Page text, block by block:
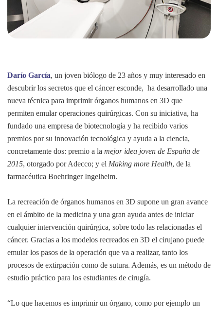
Darío García, un joven biólogo de 23 años y muy interesado en
descubrir los secretos que el cáncer esconde, ha desarrollado una
nueva técnica para imprimir órganos humanos en 3D que
permiten emular operaciones quirúrgicas. Con su iniciativa, ha
fundado una empresa de biotecnología y ha recibido varios
premios por su innovación tecnológica y ayuda a la ciencia,
concretamente dos: premio a la mejor idea joven de España de
2015, otorgado por Adecco; y el Making more Health, de la
farmacéutica Boehringer Ingelheim.
La recreación de órganos humanos en 3D supone un gran avance
en el ámbito de la medicina y una gran ayuda antes de iniciar
cualquier intervención quirúrgica, sobre todo las relacionadas el
cáncer. Gracias a los modelos recreados en 3D el cirujano puede
emular los pasos de la operación que va a realizar, tanto los
procesos de extirpación como de sutura. Además, es un método de
estudio práctico para los estudiantes de cirugía.
“Lo que hacemos es imprimir un órgano, como por ejemplo un